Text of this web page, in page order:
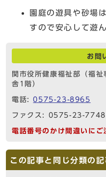
園庭の遊具や砂場
すので安心して遊
お問
関市役所健康福祉部（福
舎1階）
電話:0575-23-8965
ファクス: 0575-23-7748
電話番号のかけ間違いにご
この記事と同じ分類の記